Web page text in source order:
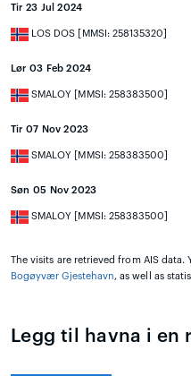
Tir 23 Jul 2024
LOS DOS [MMSI: 258135320]
Lør 03 Feb 2024
SMALOY [MMSI: 258383500]
Tir 07 Nov 2023
SMALOY [MMSI: 258383500]
Søn 05 Nov 2023
SMALOY [MMSI: 258383500]
The visits are retrieved from AIS
Bogøyvær Gjestehavn, as well as
Legg til havna i en